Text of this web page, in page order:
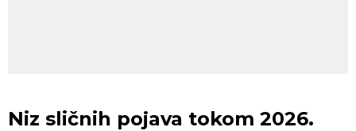
Niz sličnih pojava tokom 2026.